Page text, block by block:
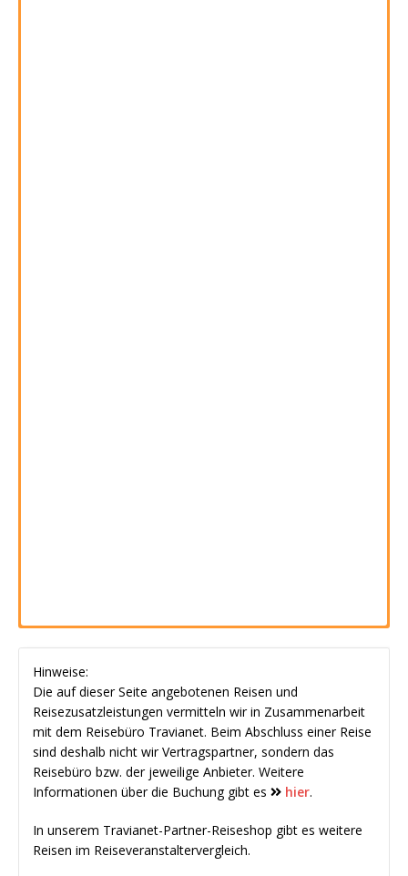
Hinweise:
Die auf dieser Seite angebotenen Reisen und
Reisezusatzleistungen vermitteln wir in Zusammenarbeit
mit dem Reisebüro Travianet. Beim Abschluss einer Reise
sind deshalb nicht wir Vertragspartner, sondern das
Reisebüro bzw. der jeweilige Anbieter. Weitere
Informationen über die Buchung gibt es
hier.
In unserem Travianet-Partner-Reiseshop gibt es weitere
Reisen im Reiseveranstaltervergleich.